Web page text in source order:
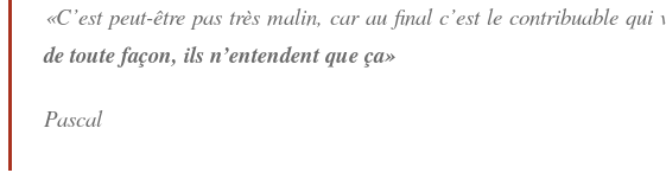
«C’est peut-être pas très malin, car au final c’est le contribuable
de toute façon, ils n’entendent que ça»
Pascal